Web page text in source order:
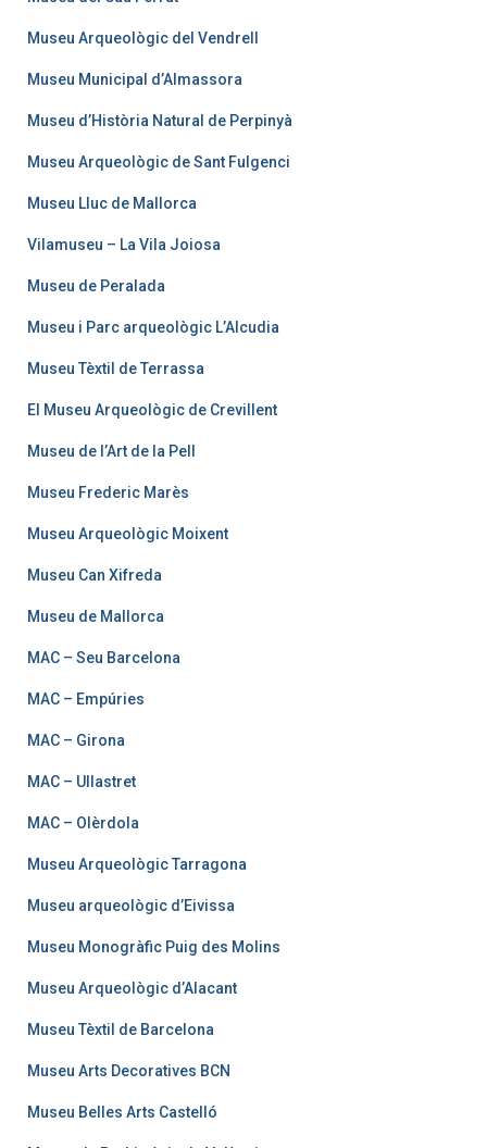
Museu Arqueològic del Vendrell
Museu Municipal d’Almassora
Museu d’Història Natural de Perpinyà
Museu Arqueològic de Sant Fulgenci
Museu Lluc de Mallorca
Vilamuseu – La Vila Joiosa
Museu de Peralada
Museu i Parc arqueològic L’Alcudia
Museu Tèxtil de Terrassa
El Museu Arqueològic de Crevillent
Museu de l’Art de la Pell
Museu Frederic Marès
Museu Arqueològic Moixent
Museu Can Xifreda
Museu de Mallorca
MAC – Seu Barcelona
MAC – Empúries
MAC – Girona
MAC – Ullastret
MAC – Olèrdola
Museu Arqueològic Tarragona
Museu arqueològic d’Eivissa
Museu Monogràfic Puig des Molins
Museu Arqueològic d’Alacant
Museu Tèxtil de Barcelona
Museu Arts Decoratives BCN
Museu Belles Arts Castelló